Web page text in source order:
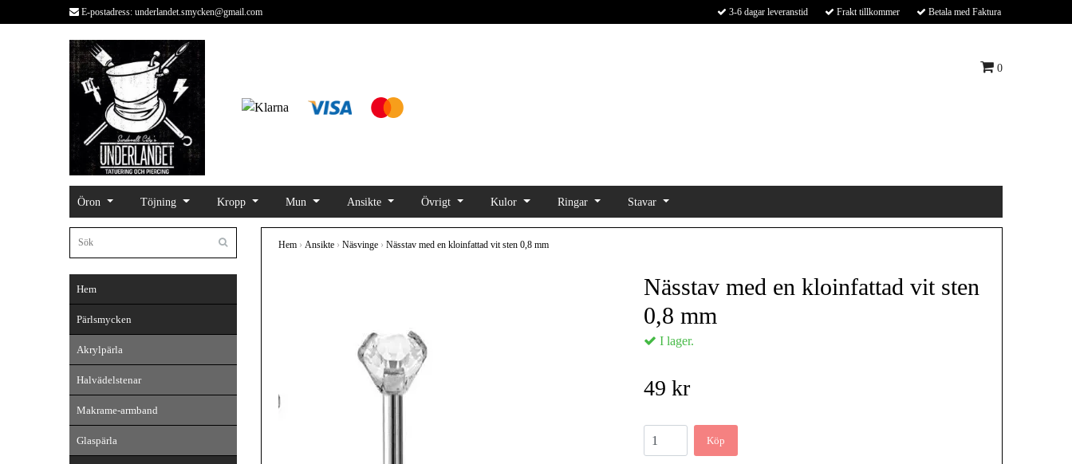
E-postadress: underlandet.smycken@gmail.com 3-6 dagar leveranstid Frakt tillkommer Betala med Faktura
0
Öron Töjning Kropp Mun Ansikte Övrigt Kulor Ringar Stavar
Hem
Pärlsmycken
Akrylpärla
Halvädelstenar
Makrame-armband
Glaspärla
Hem › Ansikte › Näsvinge › Nässtav med en kloinfattad vit sten 0,8 mm
Nässtav med en kloinfattad vit sten
0,8 mm
I lager.
49 kr
Köp